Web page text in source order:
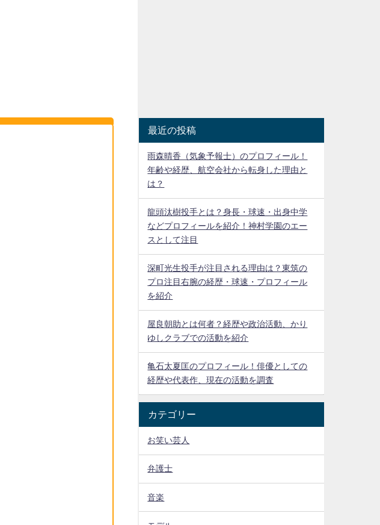
最近の投稿
雨森晴香（気象予報士）のプロフィール！
年齢や経歴、航空会社から転身した理由と
は？
龍頭汰樹投手とは？身長・球速・出身中学
などプロフィールを紹介！神村学園のエー
スとして注目
深町光生投手が注目される理由は？東筑の
プロ注目右腕の経歴・球速・プロフィール
を紹介
屋良朝助とは何者？経歴や政治活動、かり
ゆしクラブでの活動を紹介
亀石太夏匡のプロフィール！俳優としての
経歴や代表作、現在の活動を調査
カテゴリー
お笑い芸人
弁護士
音楽